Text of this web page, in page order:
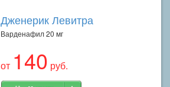
Дженерик Левитра
Варденафил 20 мг
от 140 руб.